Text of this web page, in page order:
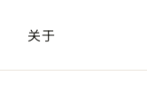
关于